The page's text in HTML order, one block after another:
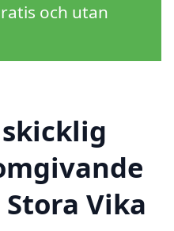
och utan
Vika